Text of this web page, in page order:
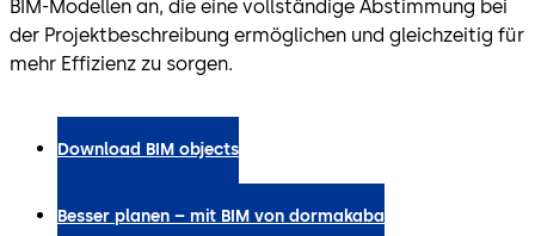
BIM-Modellen an, die eine vollständige Abstimmung bei
der Projektbeschreibung ermöglichen und gleichzeitig für
mehr Effizienz zu sorgen.
Download BIM objects
Besser planen – mit BIM von dormakaba